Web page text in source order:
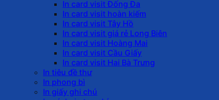
In card visit Đống Đa
In card visit hoàn kiếm
In card visit Tây Hồ
In card visit giá rẻ Long Biên
In card visit Hoàng Mai
In card visit Cầu Giấy
In card visit Hai Bà Trưng
In tiêu đề thư
In phong bì
In giấy ghi chú